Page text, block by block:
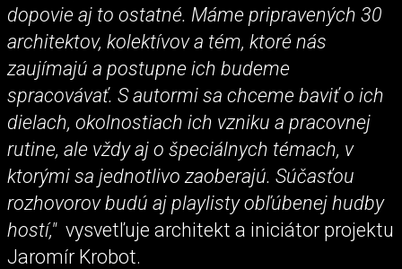
dopovie aj to ostatné. Máme pripravených 30
architektov, kolektívov a tém, ktoré nás
zaujímajú a postupne ich budeme
spracovávať. S autormi sa chceme baviť o ich
dielach, okolnostiach ich vzniku a pracovnej
rutine, ale vždy aj o špeciálnych témach, v
ktorými sa jednotlivo zaoberajú. Súčasťou
rozhovorov budú aj playlisty obľúbenej hudby
hostí,"vysvetľuje architekt a iniciátor projektu
Jaromír Krobot.